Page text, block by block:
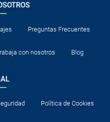
Preguntas Frecuentes
con nosotros Blog
Política de Cookies